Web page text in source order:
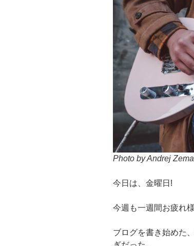
Photo by Andrej
今日は、金曜日!
今週も一週間お疲れ様
ブログを書き始めた